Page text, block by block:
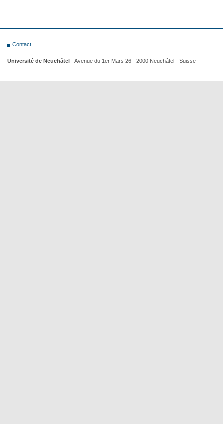
Contact
Université de Neuchâtel - Avenue du 1er-Mars 26 - 2000 Neuchâtel - Suisse